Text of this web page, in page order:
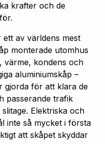
krafter och de
av världens mest
monterade utomhus
värme, kondens och
aluminiumskåp –
gjorda för att klara de
passerande trafik
Elektriska och
inte så mycket i första
att skåpet skyddar